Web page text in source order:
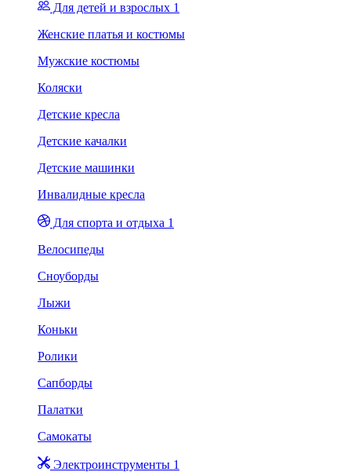
Для детей и взрослых 1
Женские платья и костюмы
Мужские костюмы
Коляски
Детские кресла
Детские качалки
Детские машинки
Инвалидные кресла
Для спорта и отдыха 1
Велосипеды
Сноуборды
Лыжи
Коньки
Ролики
Сапборды
Палатки
Самокаты
Электроинструменты 1